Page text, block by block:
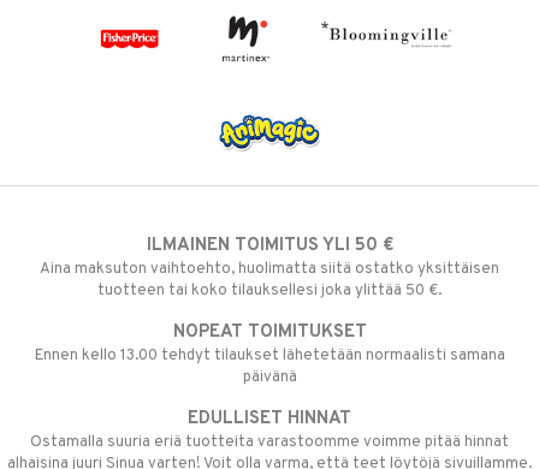
ILMAINEN TOIMITUS YLI 50 €
Aina maksuton vaihtoehto, huolimatta siitä ostatko yksittäisen
tuotteen tai koko tilauksellesi joka ylittää 50 €.
NOPEAT TOIMITUKSET
Ennen kello 13.00 tehdyt tilaukset lähetetään normaalisti samana
päivänä
EDULLISET HINNAT
Ostamalla suuria eriä tuotteita varastoomme voimme pitää hinnat
alhaisina juuri Sinua varten! Voit olla varma, että teet löytöjä sivuillamme.